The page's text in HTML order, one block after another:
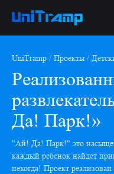
UniTramp Проекты
Да! Парк!»
"Ай! Да! Парк!" это
каждый ребенок найдет
некогда! Проект